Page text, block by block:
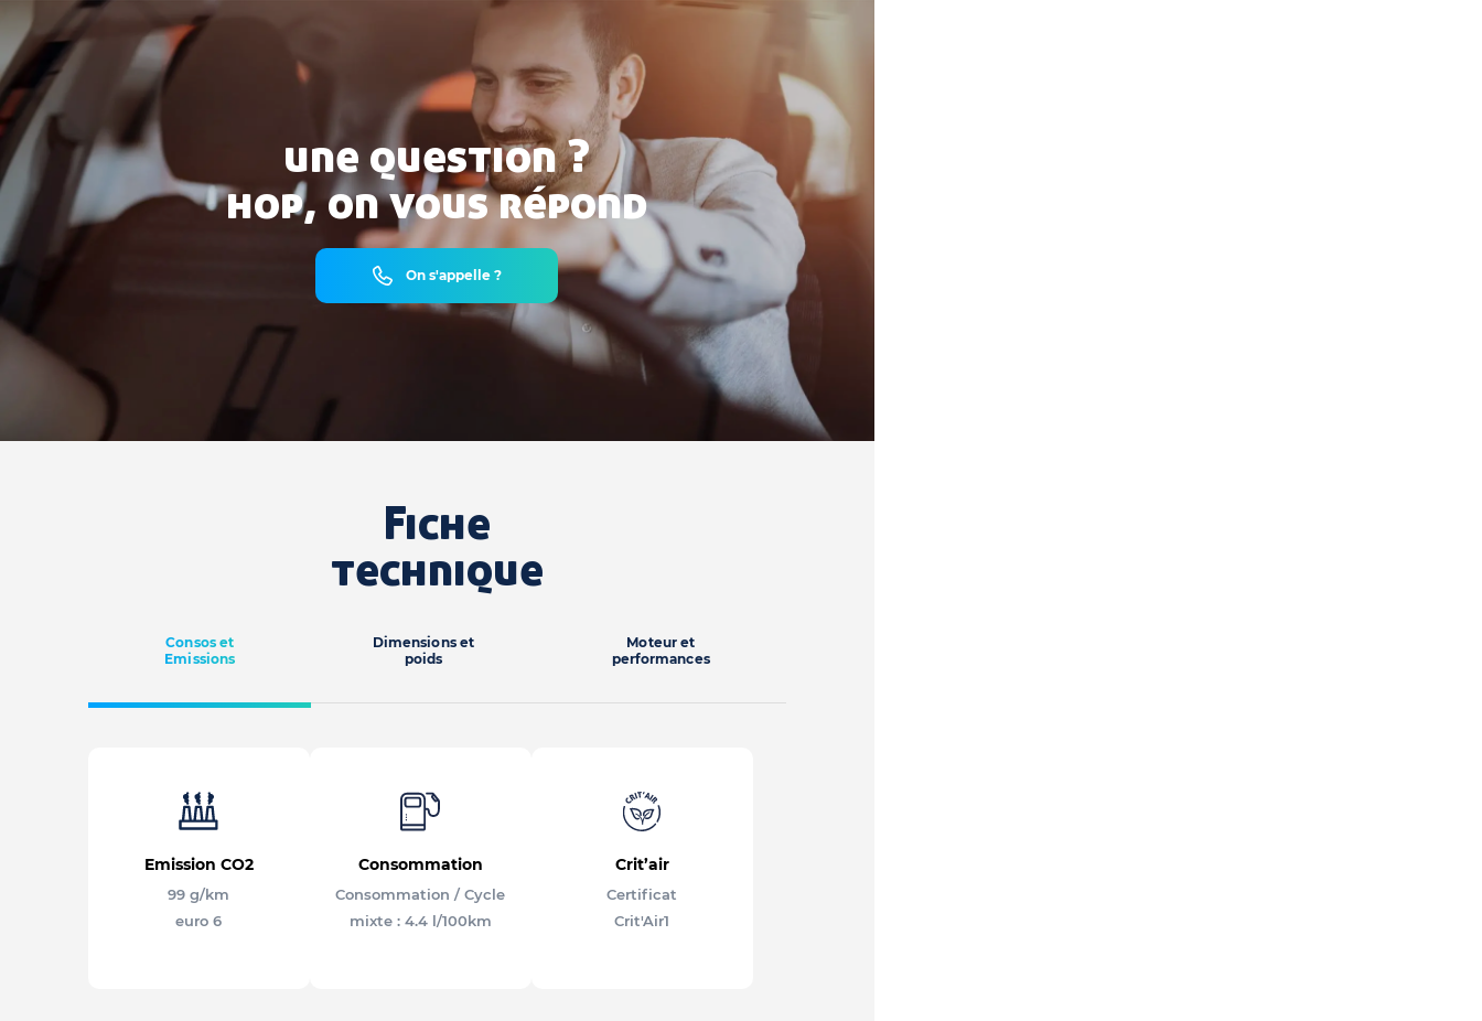
une question ?
hop, on vous répond
On s'appelle ?
Fiche
technique
Consos et
Emissions
Dimensions et
poids
Moteur et
performances
Emission CO2
99 g/km
euro 6
Consommation
Consommation / Cycle
mixte : 4.4 l/100km
Crit’air
Certificat
Crit'Air1